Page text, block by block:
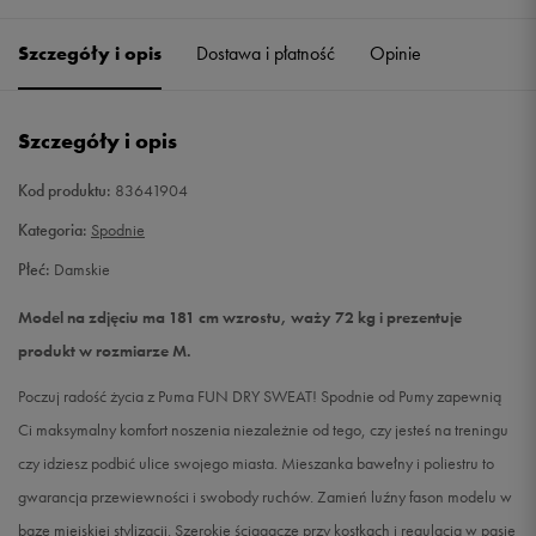
S Powiadom o dostępności
Szczegóły i opis Dostawa i płatność Opinie
Szczegóły i opis
Kod produktu: 83641904
Kategoria: Spodnie
Płeć: Damskie
Model na zdjęciu ma 181 cm wzrostu, waży 72 kg i prezentuje
produkt w rozmiarze M.
Poczuj radość życia z Puma FUN DRY SWEAT! Spodnie od Pumy zapewnią
Ci maksymalny komfort noszenia niezależnie od tego, czy jesteś na treningu
czy idziesz podbić ulice swojego miasta. Mieszanka bawełny i poliestru to
gwarancja przewiewności i swobody ruchów. Zamień luźny fason modelu w
bazę miejskiej stylizacji. Szerokie ściągacze przy kostkach i regulacja w pasie